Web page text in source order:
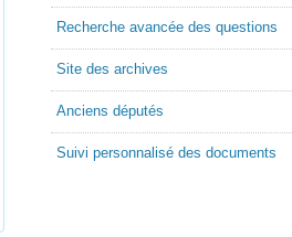
Recherche avancée des questions
Site des archives
Anciens députés
Suivi personnalisé des documents